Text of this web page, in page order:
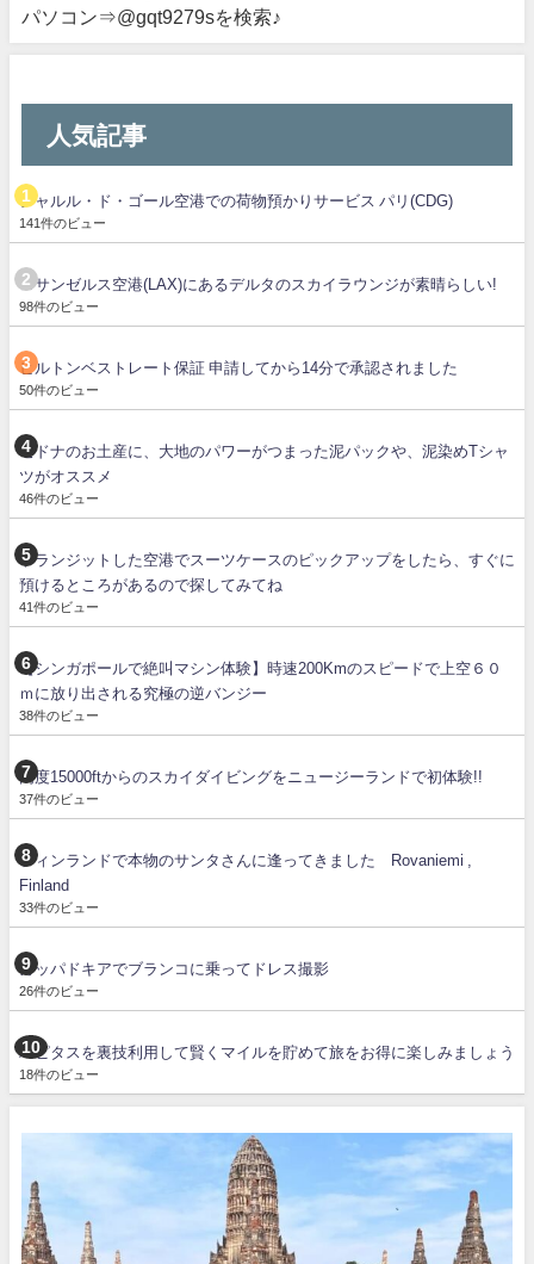
パソコン⇒@gqt9279sを検索♪
人気記事
シャルル・ド・ゴール空港での荷物預かりサービス パリ(CDG)
141件のビュー
ロサンゼルス空港(LAX)にあるデルタのスカイラウンジが素晴らしい!
98件のビュー
ヒルトンベストレート保証 申請してから14分で承認されました
50件のビュー
セドナのお土産に、大地のパワーがつまった泥パックや、泥染めTシャ
ツがオススメ
46件のビュー
トランジットした空港でスーツケースのピックアップをしたら、すぐに
預けるところがあるので探してみてね
41件のビュー
【シンガポールで絶叫マシン体験】時速200Kmのスピードで上空６０
ｍに放り出される究極の逆バンジー
38件のビュー
高度15000ftからのスカイダイビングをニュージーランドで初体験!!
37件のビュー
フィンランドで本物のサンタさんに逢ってきました Rovaniemi ,
Finland
33件のビュー
カッパドキアでブランコに乗ってドレス撮影
26件のビュー
ハピタスを裏技利用して賢くマイルを貯めて旅をお得に楽しみましょう
18件のビュー